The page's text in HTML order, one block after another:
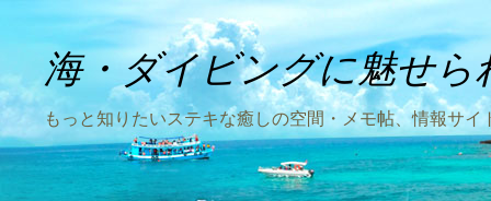
海・ダイビングに魅せら
もっと知りたいステキな癒しの空間・メモ帖、情報サイ